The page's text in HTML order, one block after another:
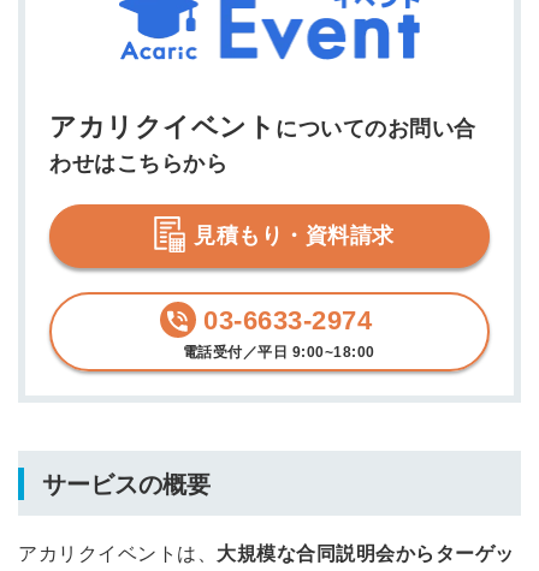
アカリクイベント についてのお問い合
わせはこちらから
見積もり・資料請求
03-6633-2974
電話受付／平日 9:00~18:00
サービスの概要
アカリクイベントは、 大規模な合同説明会からターゲッ